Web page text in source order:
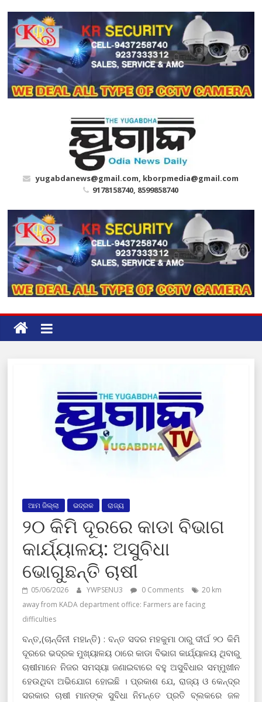
content
yugabdanews@gmail.com, kborpmedia@gmail.com
9178158740, 8599858740
ଆମ ଜିଲ୍ଲା ଭଦ୍ରକ ରାଜ୍ୟ
୨୦ କିମି ଦୂରରେ କାଡା ବିଭାଗ
କାର୍ଯ୍ୟାଳୟ: ଅସୁବିଧା
ଭୋଗୁଛନ୍ତି ଚାଷୀ
05/06/2026 YWPSENU3 0 Comments
20 km
away from KADA department office: Farmers are facing
difficulties
ବନ୍ତ,(ଚାନ୍ଦିନୀ ମହାନ୍ତି) : ବନ୍ତ ସଦର ମହକୁମା ଠାରୁ ଦୀର୍ଘ ୨୦ କିମି
ଦୂରରେ ଭଦ୍ରକ ମୁଖ୍ୟାଳୟ ଠାରେ କାଡା ବିଭାଗ କାର୍ଯ୍ୟାଳୟ ଥିବାରୁ
ଚାଷୀମାନେ ନିଜର ସମସ୍ୟା ଜଣାଇବାରେ ବହୁ ଅସୁବିଧାର ସମ୍ମୁଖୀନ
ହେଉଥିବା ଅଭିଯୋଗ ହୋଇଛି । ପ୍ରକାଶ ଯେ, ରାଜ୍ୟ ଓ କେନ୍ଦ୍ର
ସରକାର ଚାଷୀ ମାନଙ୍କ ସୁବିଧା ନିମନ୍ତେ ପ୍ରତି ବ୍ଲକରେ ଜଳ